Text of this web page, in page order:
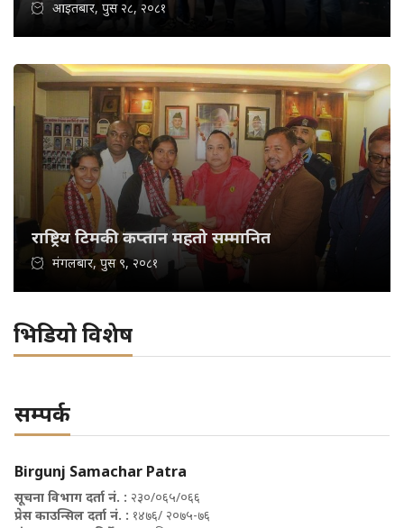
आइतबार, पुस २८, २०८१
राष्ट्रिय टिमकी कप्तान महतो सम्मानित
मंगलबार, पुस ९, २०८१
भिडियो विशेष
सम्पर्क
Birgunj Samachar Patra
सूचना विभाग दर्ता नं. : २३०/०६५/०६६
प्रेस काउन्सिल दर्ता नं. : १४७६/ २०७५-७६